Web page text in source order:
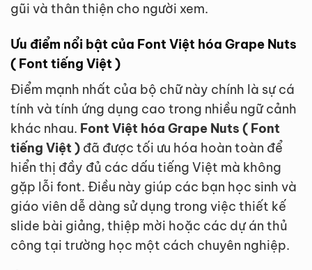
gũi và thân thiện cho người xem.
Ưu điểm nổi bật của Font Việt hóa Grape Nuts
( Font tiếng Việt )
Điểm mạnh nhất của bộ chữ này chính là sự cá
tính và tính ứng dụng cao trong nhiều ngữ cảnh
khác nhau. Font Việt hóa Grape Nuts ( Font
tiếng Việt ) đã được tối ưu hóa hoàn toàn để
hiển thị đầy đủ các dấu tiếng Việt mà không
gặp lỗi font. Điều này giúp các bạn học sinh và
giáo viên dễ dàng sử dụng trong việc thiết kế
slide bài giảng, thiệp mời hoặc các dự án thủ
công tại trường học một cách chuyên nghiệp.